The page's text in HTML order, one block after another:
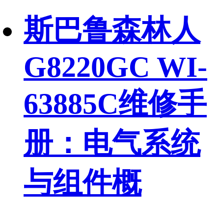
斯巴鲁森林人
G8220GC WI-
63885C维修手
册：电气系统
与组件概